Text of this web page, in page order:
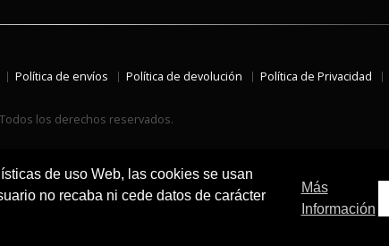
de uso Web, las cookies se usan
no recaba ni cede datos de carácter
Más
Información
Política de envíos Política de devolución Política de Privacidad
los derechos reservados.